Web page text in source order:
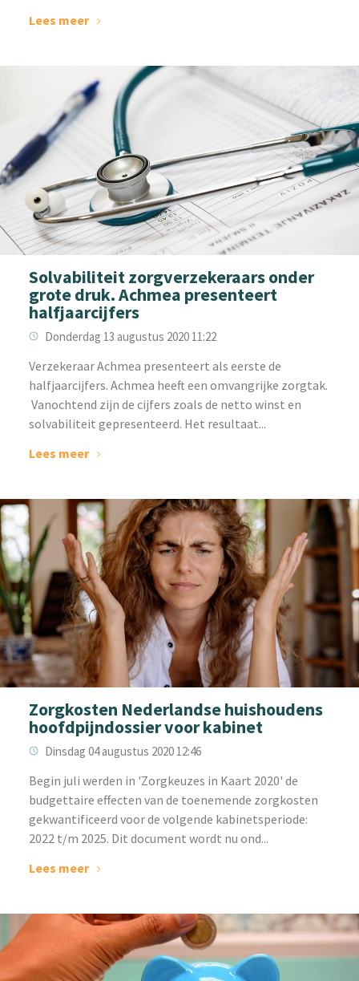
Lees meer
Solvabiliteit zorgverzekeraars onder
grote druk. Achmea presenteert
halfjaarcijfers
Donderdag 13 augustus 2020 11:22
Verzekeraar Achmea presenteert als eerste de
halfjaarcijfers. Achmea heeft een omvangrijke zorgtak.
Vanochtend zijn de cijfers zoals de netto winst en
solvabiliteit gepresenteerd. Het resultaat...
Lees meer
Zorgkosten Nederlandse huishoudens
hoofdpijndossier voor kabinet
Dinsdag 04 augustus 2020 12:46
Begin juli werden in 'Zorgkeuzes in Kaart 2020' de
budgettaire effecten van de toenemende zorgkosten
gekwantificeerd voor de volgende kabinetsperiode:
2022 t/m 2025. Dit document wordt nu ond...
Lees meer